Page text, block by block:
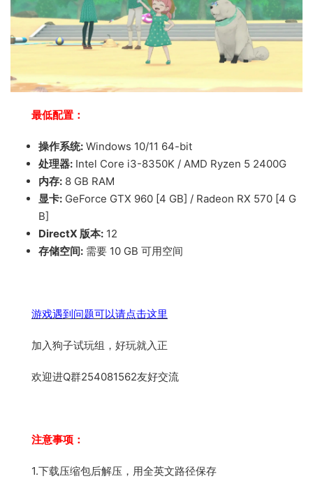
最低配置：
操作系统: Windows 10/11 64-bit
处理器: Intel Core i3-8350K / AMD Ryzen 5 2400G
内存: 8 GB RAM
显卡: GeForce GTX 960 [4 GB] / Radeon RX 570 [4 G
B]
DirectX 版本: 12
存储空间: 需要 10 GB 可用空间
游戏遇到问题可以请点击这里
加入狗子试玩组，好玩就入正
欢迎进Q群254081562友好交流
注意事项：
1.下载压缩包后解压，用全英文路径保存